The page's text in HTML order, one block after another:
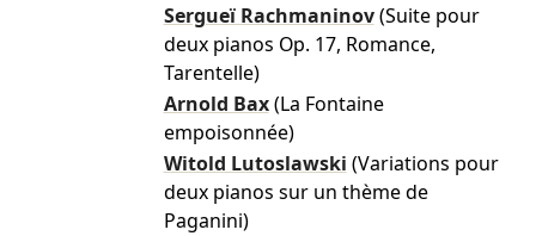
Sergueï Rachmaninov (Suite pour
deux pianos Op. 17, Romance,
Tarentelle)
Arnold Bax (La Fontaine
empoisonnée)
Witold Lutoslawski (Variations pour
deux pianos sur un thème de
Paganini)